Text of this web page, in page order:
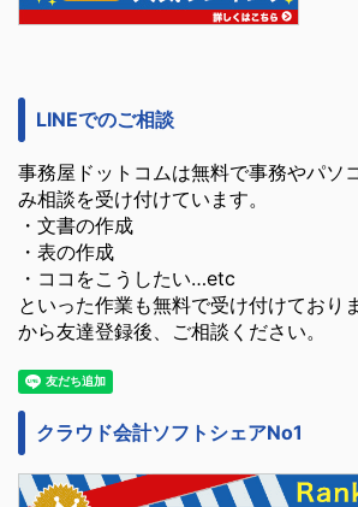
LINEでのご相談
事務屋ドットコムは無料で事務やパソ
み相談を受け付けています。
・文書の作成
・表の作成
・ココをこうしたい…etc
といった作業も無料で受け付けており
から友達登録後、ご相談ください。
クラウド会計ソフトシェアNo1